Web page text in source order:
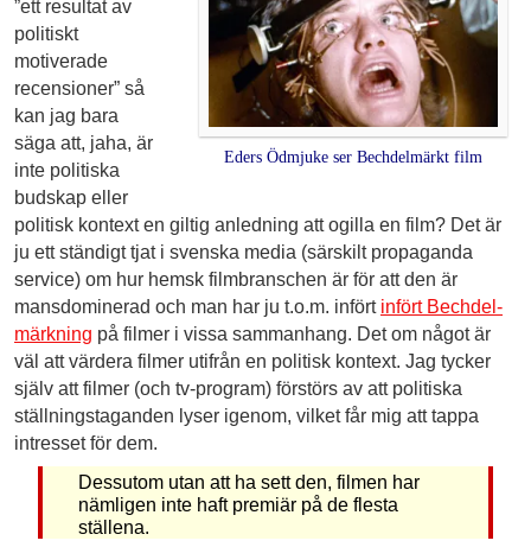
Eders Ödmjuke ser Bechdelmärkt film
”ett resultat av
politiskt
motiverade
recensioner” så
kan jag bara
säga att, jaha, är
inte politiska
budskap eller
politisk kontext en giltig anledning att ogilla en film? Det är
ju ett ständigt tjat i svenska media (särskilt propaganda
service) om hur hemsk filmbranschen är för att den är
mansdominerad och man har ju t.o.m. infört infört Bechdel­
märkning på filmer i vissa sammanhang. Det om något är
väl att värdera filmer utifrån en politisk kontext. Jag tycker
själv att filmer (och tv-program) förstörs av att politiska
ställningstaganden lyser igenom, vilket får mig att tappa
intresset för dem.
Dessutom utan att ha sett den, filmen har
nämligen inte haft premiär på de flesta
ställena.